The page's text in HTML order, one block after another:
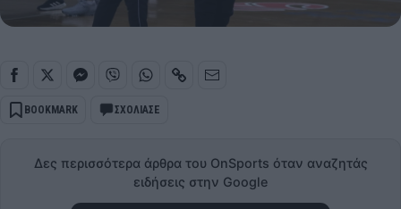
BOOKMARK ΣΧΟΛΙΑΣΕ
Δες περισσότερα άρθρα του OnSports όταν αναζητάς
ειδήσεις στην Google